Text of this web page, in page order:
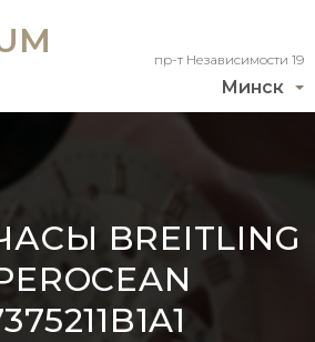
Минск
пр-т Независимости 19
BREITLING